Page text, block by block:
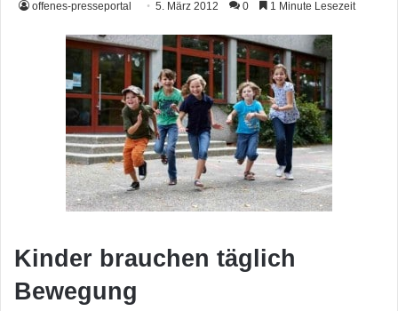
offenes-presseportal 5. März 2012 0 1 Minute Lesezeit
Kinder brauchen täglich
Bewegung